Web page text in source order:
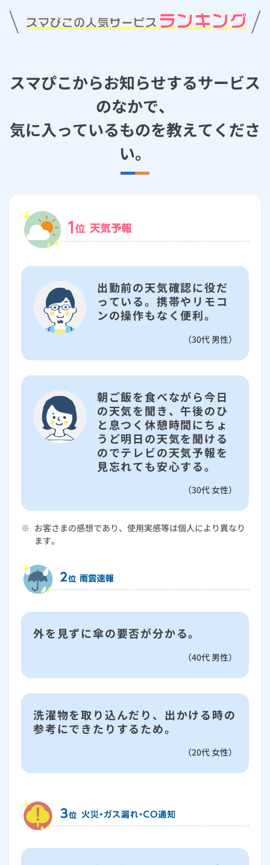
スマぴこからお知らせするサービス
のなかで、
気に入っているものを教えてくださ
い。
出勤前の天気確認に役だ
っている。携帯やリモコ
ンの操作もなく便利。
（30代 男性）
朝ご飯を食べながら今日
の天気を聞き、午後のひ
と息つく休憩時間にちょ
うど明日の天気を聞ける
のでテレビの天気予報を
見忘れても安心する。
（30代 女性）
※ お客さまの感想であり、使用実感等は個人により異なり
ます。
外を見ずに傘の要否が分かる。
（40代 男性）
洗濯物を取り込んだり、出かける時の
参考にできたりするため。
（20代 女性）